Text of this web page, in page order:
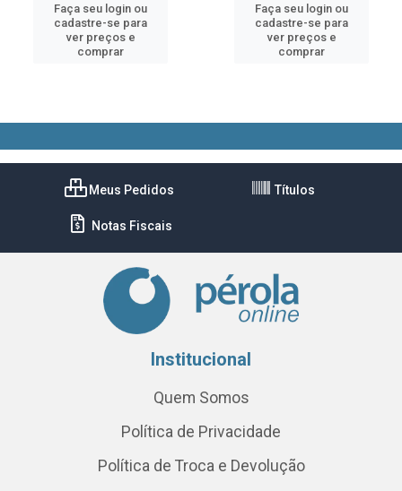
Faça seu login ou
cadastre-se para
ver preços e
comprar
Faça seu login ou
cadastre-se para
ver preços e
comprar
Meus Pedidos Títulos
Notas Fiscais
Institucional
Quem Somos
Política de Privacidade
Política de Troca e Devolução